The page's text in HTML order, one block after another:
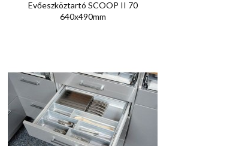
Evőeszköztartó SCOOP II 70
640x490mm
Előnézet